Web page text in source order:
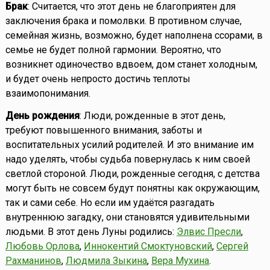
Брак: Считается, что этот день не благоприятен для
заключения брака и помолвки. В противном случае,
семейная жизнь, возможно, будет наполнена ссорами, в
семье не будет полной гармонии. Вероятно, что
возникнет одиночество вдвоем, дом станет холодным,
и будет очень непросто достичь теплоты
взаимопонимания.
День рождения: Люди, рожденные в этот день,
требуют повышенного внимания, заботы и
воспитательных усилий родителей. И это внимание им
надо уделять, чтобы судьба повернулась к ним своей
светлой стороной. Люди, рожденные сегодня, с детства
могут быть не совсем будут понятны как окружающим,
так и сами себе. Но если им удаётся разгадать
внутреннюю загадку, они становятся удивительными
людьми. В этот день Луны родились: Элвис Пресли,
Любовь Орлова, Иннокентий Смоктуновский, Сергей
Рахманинов, Людмила Зыкина, Вера Мухина.